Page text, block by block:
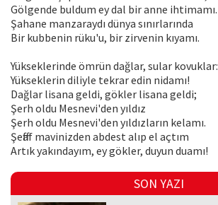
Gölgende buldum ey dal bir anne ihtimamı.
Şahane manzaraydı dünya sınırlarında
Bir kubbenin rüku'u, bir zirvenin kıyamı.
Yükseklerinde ömrün dağlar, sular kovuklar:
Yükseklerin diliyle tekrar edin nidamı!
Dağlar lisana geldi, gökler lisana geldi;
Şerh oldu Mesnevi'den yıldız
Şerh oldu Mesnevi'den yıldızların kelamı.
Şeffaf mavinizden abdest alıp el açtım
Artık yakındayım, ey gökler, duyun duamı!
SON YAZI